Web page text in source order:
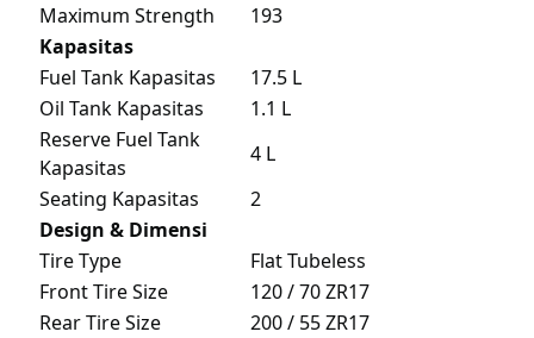
Maximum Strength
193
Kapasitas
Fuel Tank Kapasitas
17.5 L
Oil Tank Kapasitas
1.1 L
Reserve Fuel Tank
Kapasitas
4 L
Seating Kapasitas
2
Design & Dimensi
Tire Type
Flat Tubeless
Front Tire Size
120 / 70 ZR17
Rear Tire Size
200 / 55 ZR17